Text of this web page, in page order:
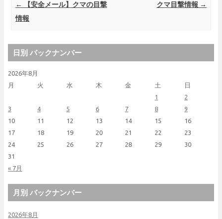
Post navigation
←
【安全メール】クマの目撃
情報
クマ目撃情報 →
日別 バックナンバー
2026年8月
月
火 水 木 金 土 日
« 7月
1
2
3
4 5 6 7 8
9
10
11 12 13 14 15
16
17
18 19 20 21 22
23
24
25 26 27 28 29
30
31
月別 バックナンバー
2026年8月